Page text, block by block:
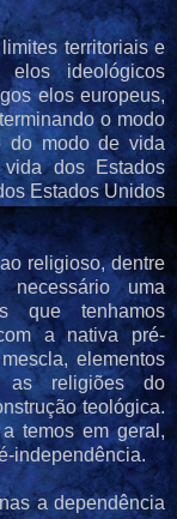
territoriais e
ideológicos
elos europeus,
o modo
do modo de vida
dos Estados
Estados Unidos
religioso, dentre
uma
que tenhamos
a nativa pré-
elementos
as religiões do
teológica.
temos em geral,
independência.
a dependência